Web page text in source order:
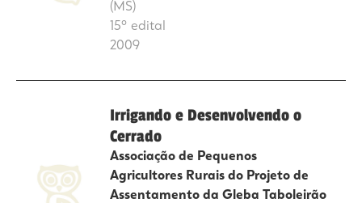
(MS)
15º edital
2009
Irrigando e Desenvolvendo o
Cerrado
Associação de Pequenos
Agricultores Rurais do Projeto de
Assentamento da Gleba Taboleirão